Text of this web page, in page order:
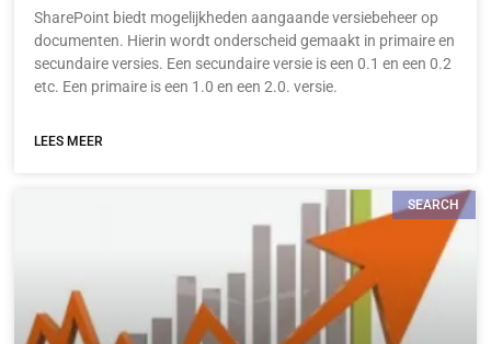
SharePoint biedt mogelijkheden aangaande versiebeheer op
documenten. Hierin wordt onderscheid gemaakt in primaire en
secundaire versies. Een secundaire versie is een 0.1 en een 0.2
etc. Een primaire is een 1.0 en een 2.0. versie.
LEES MEER
SEARCH